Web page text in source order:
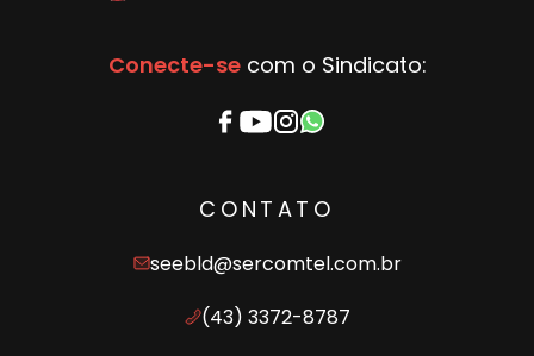
Conecte-secom o Sindicato:
CONTATO
seebld@sercomtel.com.br
(43) 3372-8787